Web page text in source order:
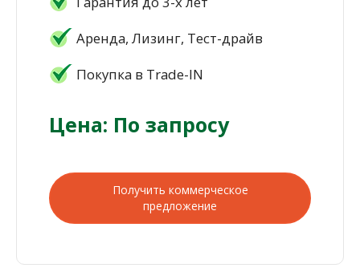
Аренда, Лизинг, Тест-драйв
Покупка в Trade-IN
Цена: По запросу
Получить коммерческое
предложение